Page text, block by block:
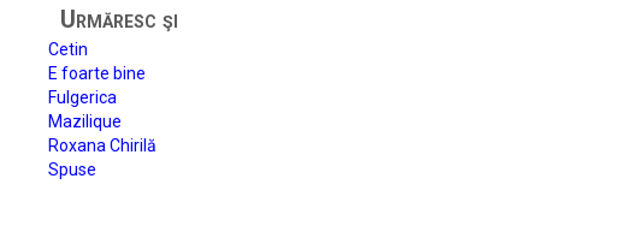
Urmăresc şi
Cetin
E foarte bine
Fulgerica
Mazilique
Roxana Chirilă
Spuse